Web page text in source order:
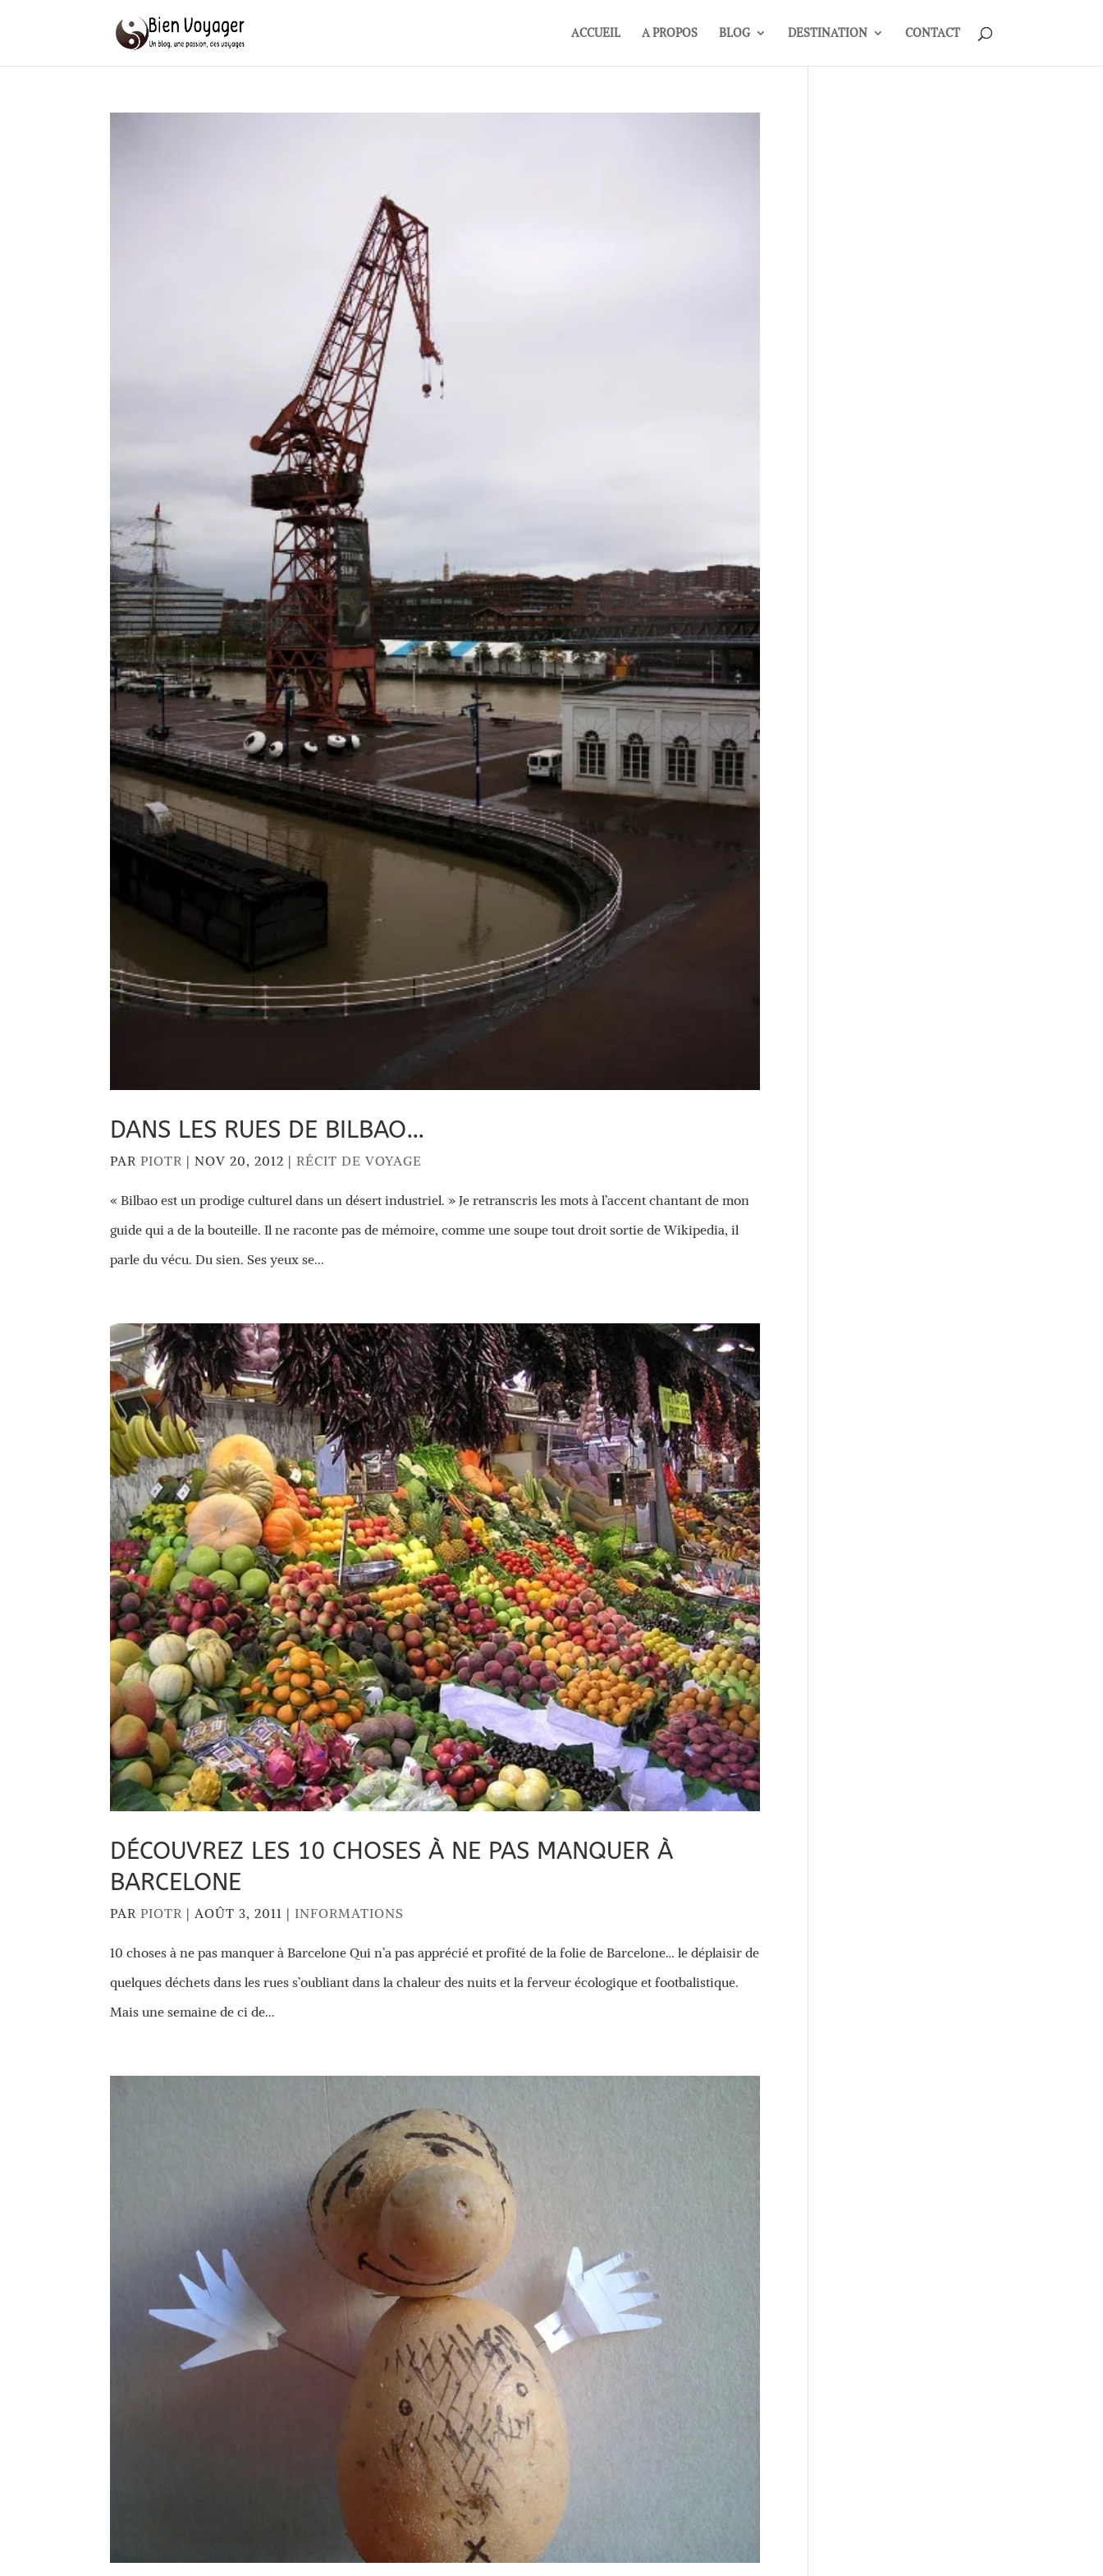
ACCUEIL A PROPOS BLOG DESTINATION CONTACT
DANS LES RUES DE BILBAO…
PARPIOTR |NOV 20, 2012 |RÉCIT DE VOYAGE
« Bilbao est un prodige culturel dans un désert industriel. » Je retranscris les mots à l’accent chantant de mon
guide qui a de la bouteille. Il ne raconte pas de mémoire, comme une soupe tout droit sortie de Wikipedia, il
parle du vécu. Du sien. Ses yeux se...
DÉCOUVREZ LES 10 CHOSES À NE PAS MANQUER À
BARCELONE
PARPIOTR | AOÛT 3, 2011 |INFORMATIONS
10 choses à ne pas manquer à Barcelone Qui n’a pas apprécié et profité de la folie de Barcelone… le déplaisir de
quelques déchets dans les rues s’oubliant dans la chaleur des nuits et la ferveur écologique et footbalistique.
Mais une semaine de ci de...